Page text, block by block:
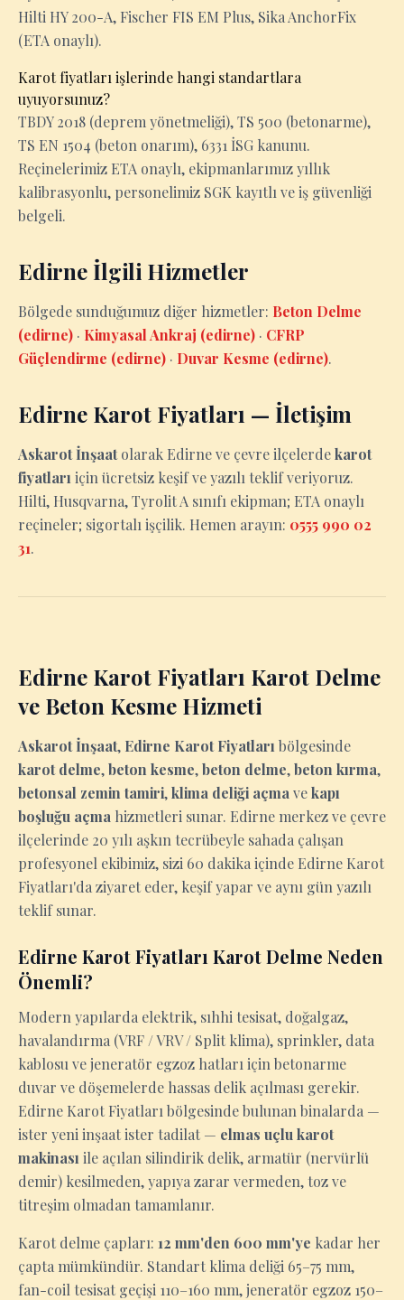
Hilti HY 200-A, Fischer FIS EM Plus, Sika AnchorFix
(ETA onaylı).
Karot fiyatları işlerinde hangi standartlara
uyuyorsunuz?
TBDY 2018 (deprem yönetmeliği), TS 500 (betonarme),
TS EN 1504 (beton onarım), 6331 İSG kanunu.
Reçinelerimiz ETA onaylı, ekipmanlarımız yıllık
kalibrasyonlu, personelimiz SGK kayıtlı ve iş güvenliği
belgeli.
Edirne İlgili Hizmetler
Bölgede sunduğumuz diğer hizmetler: Beton Delme
(edirne) · Kimyasal Ankraj (edirne) · CFRP
Güçlendirme (edirne) · Duvar Kesme (edirne).
Edirne Karot Fiyatları — İletişim
Askarot İnşaatolarak Edirne ve çevre ilçelerdekarot
fiyatları için ücretsiz keşif ve yazılı teklif veriyoruz.
Hilti, Husqvarna, Tyrolit A sınıfı ekipman; ETA onaylı
reçineler; sigortalı işçilik. Hemen arayın: 0555 990 02
31.
Edirne Karot Fiyatları Karot Delme
ve Beton Kesme Hizmeti
Askarot İnşaat, Edirne Karot Fiyatları bölgesinde
karot delme,beton kesme,beton delme,beton kırma,
betonsal zemin tamiri,klima deliği açma vekapı
boşluğu açma hizmetleri sunar. Edirne merkez ve çevre
ilçelerinde 20 yılı aşkın tecrübeyle sahada çalışan
profesyonel ekibimiz, sizi 60 dakika içinde Edirne Karot
Fiyatları'da ziyaret eder, keşif yapar ve aynı gün yazılı
teklif sunar.
Edirne Karot Fiyatları Karot Delme Neden
Önemli?
Modern yapılarda elektrik, sıhhi tesisat, doğalgaz,
havalandırma (VRF / VRV / Split klima), sprinkler, data
kablosu ve jeneratör egzoz hatları için betonarme
duvar ve döşemelerde hassas delik açılması gerekir.
Edirne Karot Fiyatları bölgesinde bulunan binalarda —
ister yeni inşaat ister tadilat — elmas uçlu karot
makinası ile açılan silindirik delik, armatür (nervürlü
demir) kesilmeden, yapıya zarar vermeden, toz ve
titreşim olmadan tamamlanır.
Karot delme çapları: 12 mm'den 600 mm'ye kadar her
çapta mümkündür. Standart klima deliği 65–75 mm,
fan-coil tesisat geçişi 110–160 mm, jeneratör egzoz 150–